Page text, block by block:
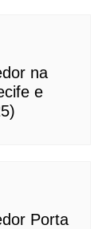
na
e
Porta